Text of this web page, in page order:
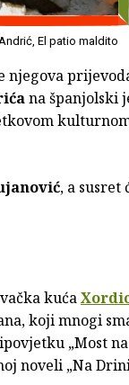
El patio maldito
njegova
na španjolski
, a susret
kuća
koji mnogi
„Most na
noveli „Na